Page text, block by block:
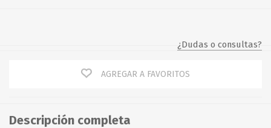
¿Dudas o consultas?
AGREGAR A FAVORITOS
Descripción completa